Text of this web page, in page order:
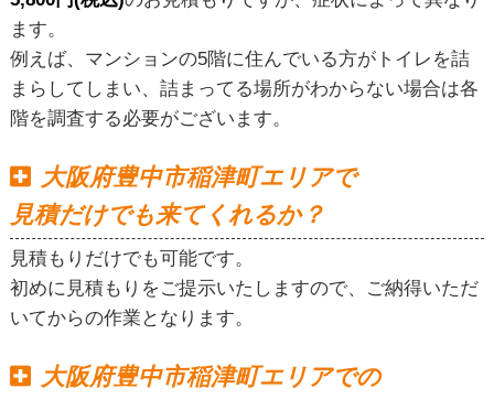
ます。
例えば、マンションの5階に住んでいる方がトイレを詰
まらしてしまい、詰まってる場所がわからない場合は各
階を調査する必要がございます。
大阪府豊中市稲津町エリアで
見積だけでも来てくれるか？
見積もりだけでも可能です。
初めに見積もりをご提示いたしますので、ご納得いただ
いてからの作業となります。
大阪府豊中市稲津町エリアでの